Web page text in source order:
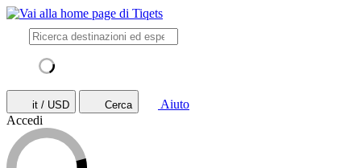
it / USD Cerca
Aiuto
Accedi